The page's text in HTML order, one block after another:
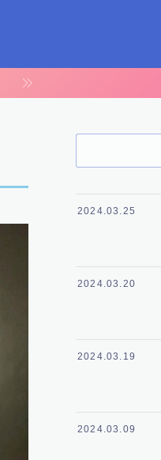
2024.03.25
2024.03.20
2024.03.19
2024.03.09